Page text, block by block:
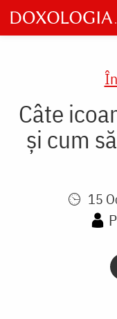
Skip
to
main
Câte
și cum
15